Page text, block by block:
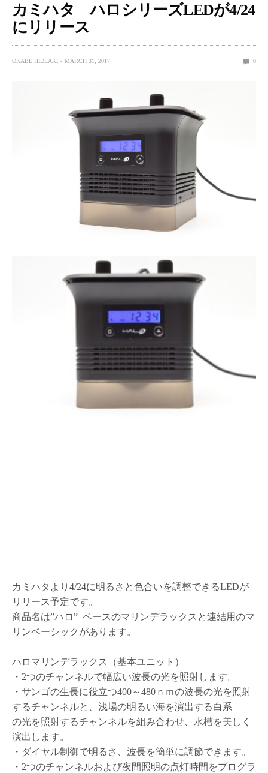
カミハタ ハロシリーズLEDが4/24
にリリース
OKABE HIDEAKI MARCH 31, 2017 0
カミハタより4/24に明るさと色合いを調整できるLEDが
リリース予定です。
商品名は”ハロ” ベースのマリンデラックスと連結用のマ
リンベーシックがあります。
ハロマリンデラックス（基本ユニット）
・2つのチャンネルで幅広い波長の光を照射します。
・サンゴの生長に役立つ400～480ｎｍの波長の光を照射
するチャンネルと、浅場の明るい海を演出する白系
の光を照射するチャンネルを組み合わせ、水槽を美しく
演出します。
・ダイヤル制御で明るさ、波長を簡単に調節できます。
・2つのチャンネルおよび夜間照明の点灯時間をプログラ